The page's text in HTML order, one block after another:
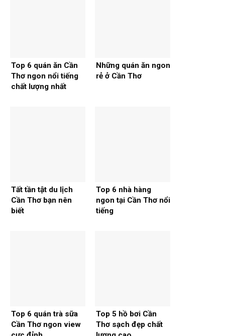
Top 6 quán ăn Cần
Thơ ngon nổi tiếng
chất lượng nhất
Những quán ăn ngon
rẻ ở Cần Thơ
Tất tần tật du lịch
Cần Thơ bạn nên
biết
Top 6 nhà hàng
ngon tại Cần Thơ nổi
tiếng
Top 6 quán trà sữa
Cần Thơ ngon view
Top 5 hồ bơi Cần
Thơ sạch đẹp chất